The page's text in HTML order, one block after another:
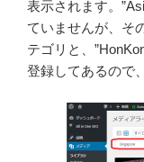
表示されます。
ていませんが、そ
テゴリと、
登録してあるので